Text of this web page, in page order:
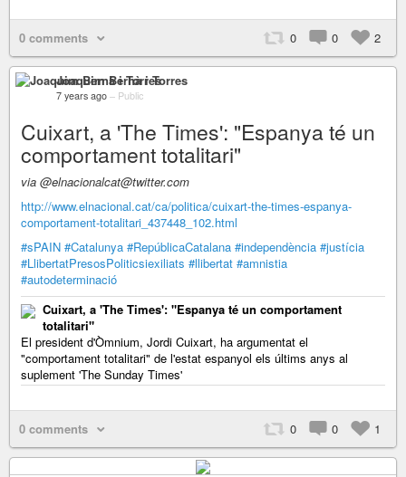
0 comments 0 0 2
Joaquim Bernà i Torres
7 years ago – Public
Cuixart, a 'The Times': "Espanya té un
comportament totalitari"
via @elnacionalcat@twitter.com
http://www.elnacional.cat/ca/politica/cuixart-the-times-espanya-
comportament-totalitari_437448_102.html
#sPAIN #Catalunya #RepúblicaCatalana #independència #justícia
#LlibertatPresosPoliticsiexiliats #llibertat #amnistia
#autodeterminació
Cuixart, a 'The Times': "Espanya té un comportament
totalitari"
El president d'Òmnium, Jordi Cuixart, ha argumentat el
"comportament totalitari" de l'estat espanyol els últims anys al
suplement 'The Sunday Times'
0 comments 0 0 1